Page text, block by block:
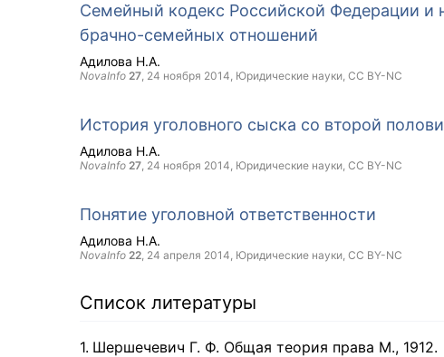
Семейный кодекс Российской Федерации и
брачно-семейных отношений
Адилова Н.А.
NovaInfo 27, 24 ноября 2014, Юридические науки, CC BY-NC
История уголовного сыска со второй
Адилова Н.А.
NovaInfo 27, 24 ноября 2014, Юридические науки, CC BY-NC
Понятие уголовной ответственности
Адилова Н.А.
NovaInfo 22, 24 апреля 2014, Юридические науки, CC BY-NC
Список литературы
Шершечевич Г. Ф. Общая теория права М., 1912.